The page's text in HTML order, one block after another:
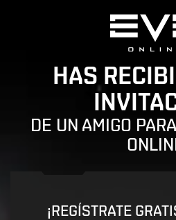
HAS
DE UN AMIGO
¡REGÍSTRATE